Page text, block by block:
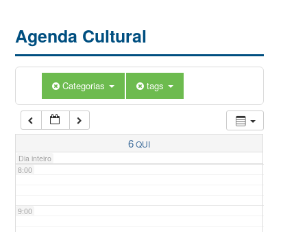
Agenda Cultural
Categorias tags
6QUI
Dia inteiro
5:00
7:00
8:00
9:00